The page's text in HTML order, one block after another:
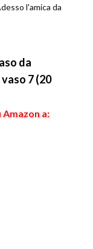
l'amica da
da
7 (20
a: